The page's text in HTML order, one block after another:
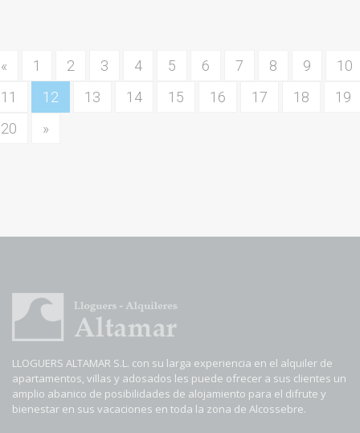
« 1 2 3 4 5 6 7 8 9
10
11
12 13 14 15 16 17 18
19
20
»
LLOGUERS ALTAMAR S.L. con su larga experiencia en el alquiler de
apartamentos, villas y adosados les puede ofrecer a sus clientes un
amplio abanico de posibilidades de alojamiento para el difrute y
bienestar en sus vacaciones en toda la zona de Alcossebre.